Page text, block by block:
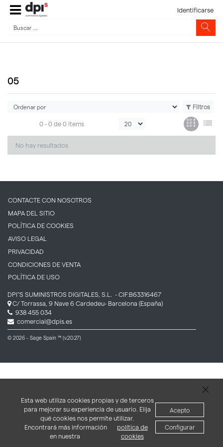
Identificarse
05
Filtros
0 - 0 de 0 items
No hay resultados
CONTACTE CON NOSOTROS
MAPA DEL SITIO
POLÍTICA DE COOKIES
AVISO LEGAL
PRIVACIDAD
CONDICIONES DE VENTA
POLÍTICA DE USO
DPI''S SUMINISTROS DIGITALES, S.L. - CIF:B63316467
C/ Torrassa, 9 Nave 6 Cardedeu- Barcelona (España)
938 455 034
comercial@dpis.es
© 2026 - Sage Spain ™ (v.20.27)
Esta web utiliza cookies propias y de terceros
para mejorar su experiencia de usuario. Elija
qué cookies nos permite utilizar.
Encontrará más información
en nuestra
política de
cookies
Acepto
Configurar